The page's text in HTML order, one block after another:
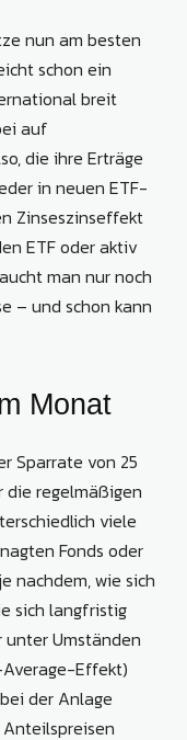
nun am besten
schon ein
breit
auf
die ihre Erträge
in neuen ETF-
Zinseszinseffekt
ETF oder aktiv
man nur noch
– und schon kann
Monat
Sparrate von 25
die regelmäßigen
viele
Fonds oder
nachdem, wie sich
sich langfristig
unter Umständen
Effekt)
der Anlage